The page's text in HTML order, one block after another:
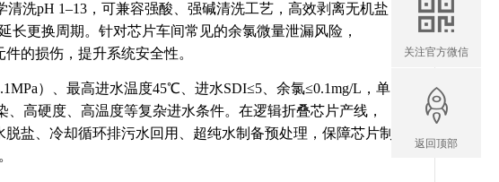
洗pH 1–13，可兼容强酸、强碱清洗工艺，高效剥离无机盐
更换周期。针对芯片车间常见的余氯微量泄漏风险，
的损伤，提升系统安全性。
）、最高进水温度45℃、进水SDI≤5、余氯≤0.1mg/L，单
高硬度、高温度等复杂进水条件。在逻辑折叠芯片产线，
盐、冷却循环排污水回用、超纯水制备预处理，保障芯片制
关注官方微信
返回顶部